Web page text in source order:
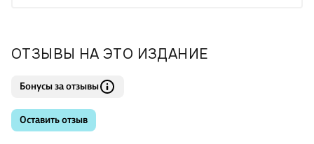
ОТЗЫВЫ НА ЭТО ИЗДАНИЕ
Бонусы за отзывы
Оставить отзыв